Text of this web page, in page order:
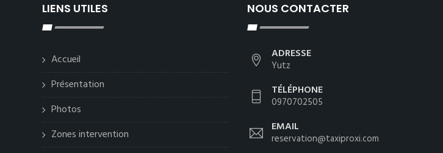
LIENS UTILES
Accueil
Présentation
Photos
Zones intervention
NOUS CONTACTER
ADRESSE
Yutz
TÉLÉPHONE
0970702505
EMAIL
reservation@taxiproxi.com